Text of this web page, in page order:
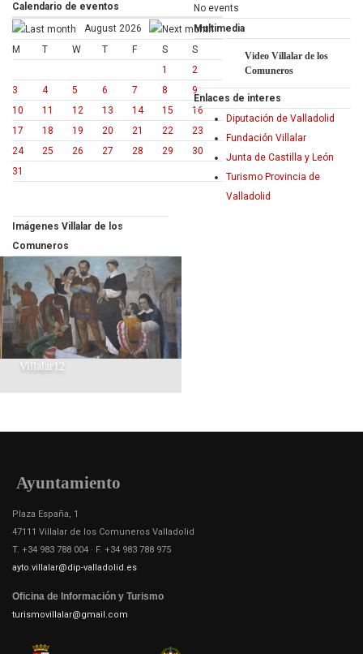
Calendario de eventos
August 2026
M
T W T F S
S
1
2
3
4 5 6 7 8
9
10
11 12 13 14 15
16
17
18 19 20 21 22
23
24
25 26 27 28 29
30
31
No events
Multimedia
Video Villalar de los
Comuneros
Enlaces de interes
Diputación de Valladolid
Fundación Villalar
Junta de Castilla y León
Turismo Provincia de
Valladolid
Imágenes Villalar de los
Comuneros
Villalar12
Ayuntamiento
Plaza España, 1
47111 Villalar de los Comuneros Valladolid
T. +34 983 788 004 · F. +34 983 788 975
ayto.villalar@dip-valladolid.es
Oficina de Información y Turismo
turismovillalar@gmail.com